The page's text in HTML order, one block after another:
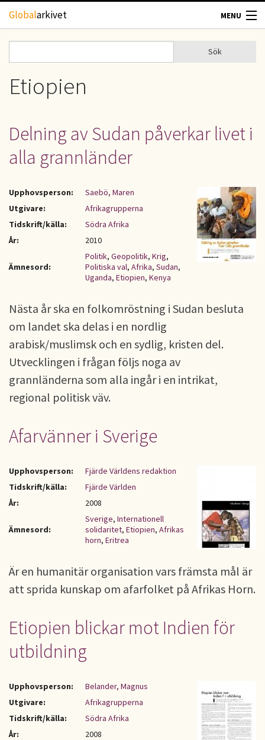
Hoppa till huvudinnehåll
Globalarkivet MENU
TIDSKRIFTER
UPPHOVSRÄTT
KONTAKT
Sökformulär
Sök
Etiopien
Delning av Sudan påverkar livet i
alla grannländer
Upphovsperson:
Saebö, Maren
Utgivare:
Afrikagrupperna
Tidskrift/källa:
Södra Afrika
År:
2010
Ämnesord:
Politik, Geopolitik, Krig,
Politiska val, Afrika, Sudan,
Uganda, Etiopien, Kenya
Nästa år ska en folkomröstning i Sudan besluta
om landet ska delas i en nordlig
arabisk/muslimsk och en sydlig, kristen del.
Utvecklingen i frågan följs noga av
grannländerna som alla ingår i en intrikat,
regional politisk väv.
Afarvänner i Sverige
Upphovsperson:
Fjärde Världens redaktion
Tidskrift/källa:
Fjärde Världen
År:
2008
Ämnesord:
Sverige, Internationell
solidaritet, Etiopien, Afrikas
horn, Eritrea
Är en humanitär organisation vars främsta mål är
att sprida kunskap om afarfolket på Afrikas Horn.
Etiopien blickar mot Indien för
utbildning
Upphovsperson:
Belander, Magnus
Utgivare:
Afrikagrupperna
Tidskrift/källa:
Södra Afrika
År:
2008